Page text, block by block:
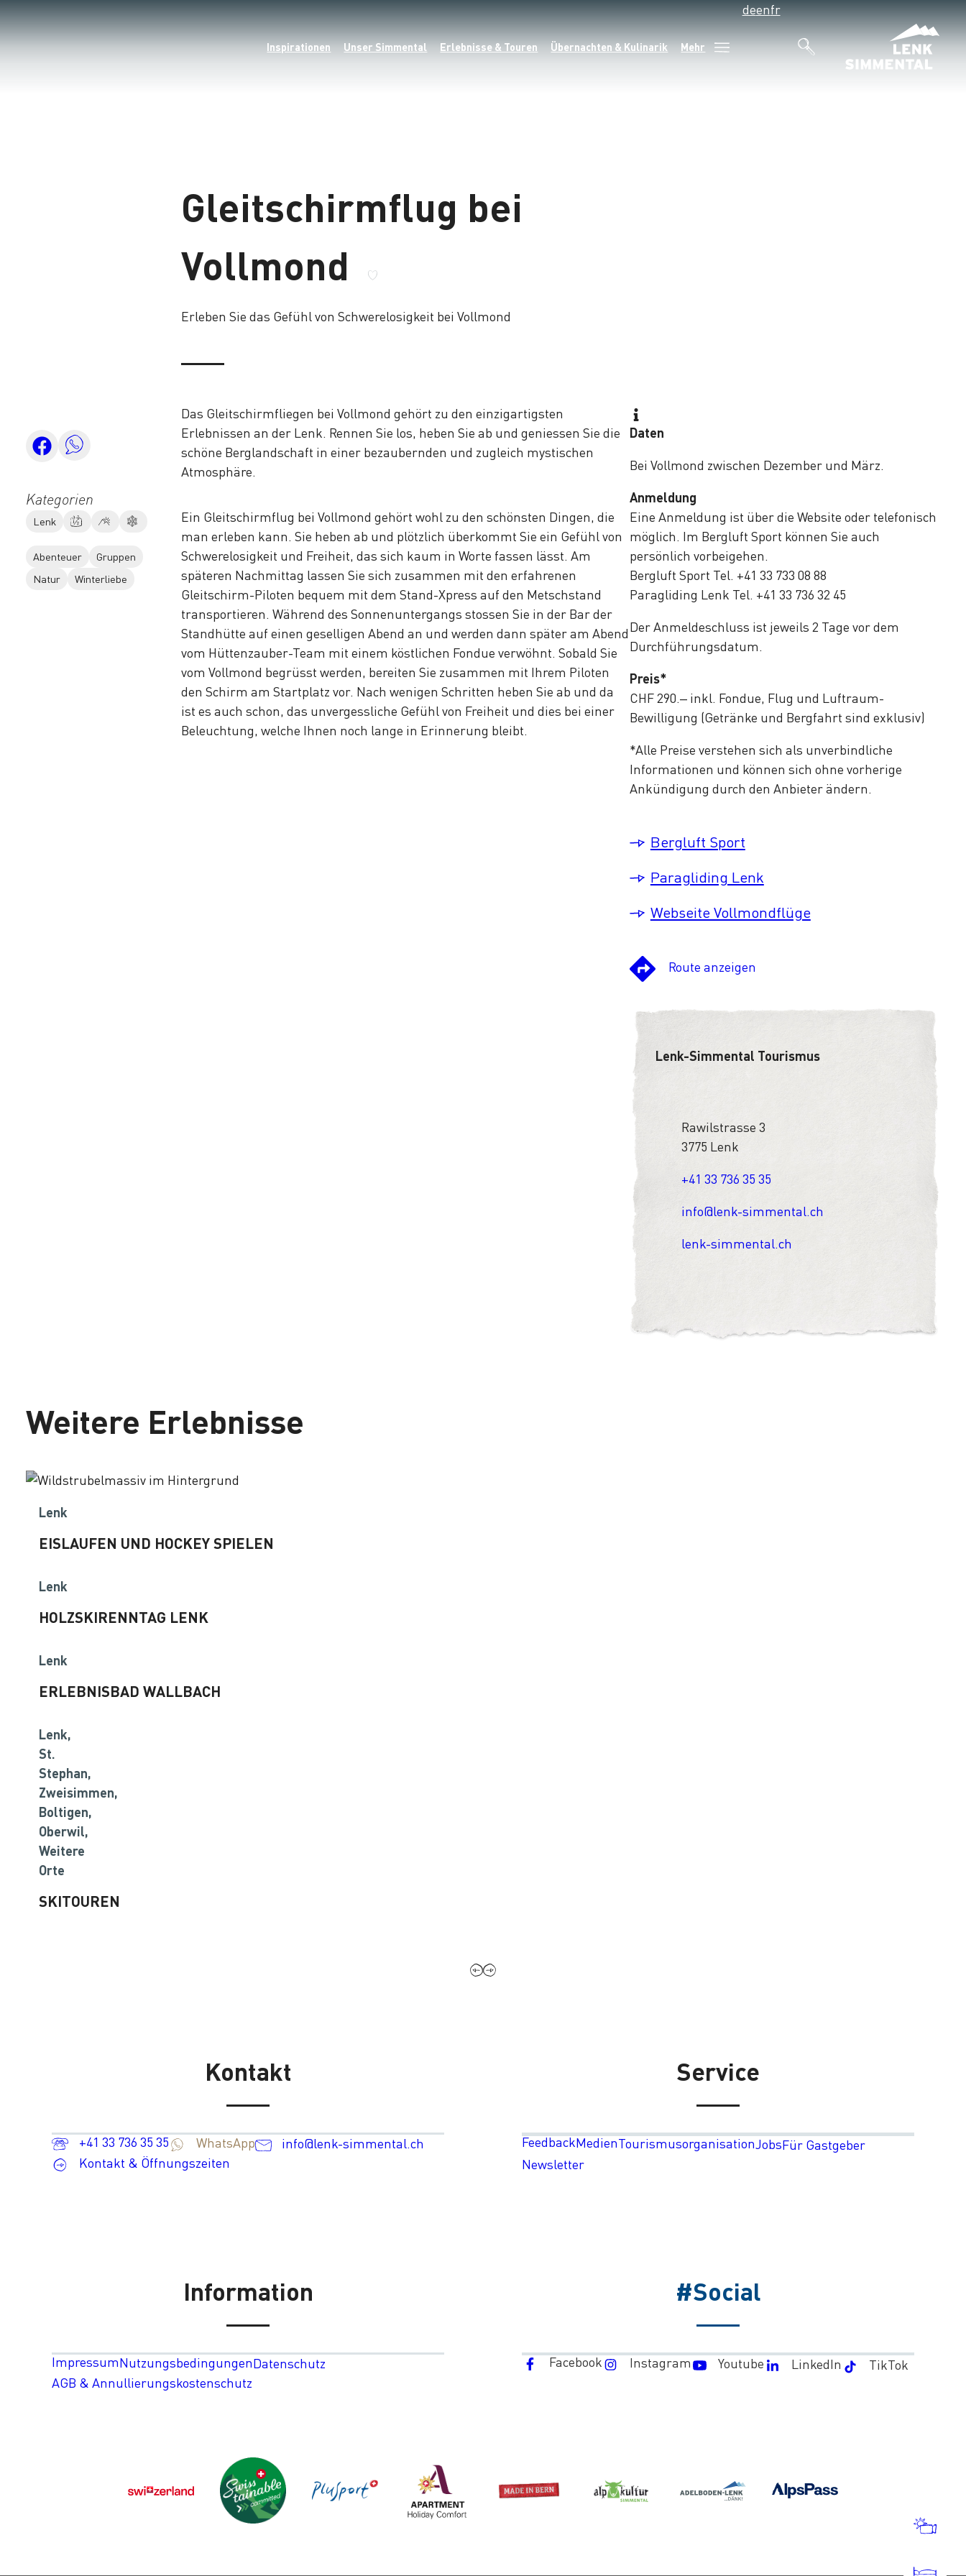
Inspirationen Unser Simmental Erlebnisse & Touren Übernachten & Kulinarik Mehr
deenfr
Gleitschirmflug bei
Vollmond
Erleben Sie das Gefühl von Schwerelosigkeit bei Vollmond
Kategorien
Lenk
Abenteuer
Gruppen
Natur
Winterliebe
Das Gleitschirmfliegen bei Vollmond gehört zu den einzigartigsten
Erlebnissen an der Lenk. Rennen Sie los, heben Sie ab und geniessen Sie die
schöne Berglandschaft in einer bezaubernden und zugleich mystischen
Atmosphäre.
Ein Gleitschirmflug bei Vollmond gehört wohl zu den schönsten Dingen, die
man erleben kann. Sie heben ab und plötzlich überkommt Sie ein Gefühl von
Schwerelosigkeit und Freiheit, das sich kaum in Worte fassen lässt. Am
späteren Nachmittag lassen Sie sich zusammen mit den erfahrenen
Gleitschirm-Piloten bequem mit dem Stand-Xpress auf den Metschstand
transportieren. Während des Sonnenuntergangs stossen Sie in der Bar der
Standhütte auf einen geselligen Abend an und werden dann später am Abend
vom Hüttenzauber-Team mit einem köstlichen Fondue verwöhnt. Sobald Sie
vom Vollmond begrüsst werden, bereiten Sie zusammen mit Ihrem Piloten
den Schirm am Startplatz vor. Nach wenigen Schritten heben Sie ab und da
ist es auch schon, das unvergessliche Gefühl von Freiheit und dies bei einer
Beleuchtung, welche Ihnen noch lange in Erinnerung bleibt.
Daten
Bei Vollmond zwischen Dezember und März.
Anmeldung
Eine Anmeldung ist über die Website oder telefonisch
möglich. Im Bergluft Sport können Sie auch
persönlich vorbeigehen.
Bergluft Sport Tel. +41 33 733 08 88
Paragliding Lenk Tel. +41 33 736 32 45
Der Anmeldeschluss ist jeweils 2 Tage vor dem
Durchführungsdatum.
Preis*
CHF 290.– inkl. Fondue, Flug und Luftraum-
Bewilligung (Getränke und Bergfahrt sind exklusiv)
*Alle Preise verstehen sich als unverbindliche
Informationen und können sich ohne vorherige
Ankündigung durch den Anbieter ändern.
Bergluft Sport
Paragliding Lenk
Webseite Vollmondflüge
Route anzeigen
Lenk-Simmental Tourismus
Rawilstrasse 3
3775 Lenk
+41 33 736 35 35
info@lenk-simmental.ch
lenk-simmental.ch
Weitere Erlebnisse
Lenk
EISLAUFEN UND HOCKEY SPIELEN
Lenk
HOLZSKIRENNTAG LENK
Lenk
ERLEBNISBAD WALLBACH
Lenk,
St.
Stephan,
Zweisimmen,
Boltigen,
Oberwil,
Weitere
Orte
SKITOUREN
Kontakt
+41 33 736 35 35 WhatsApp
info@lenk-simmental.ch
Kontakt & Öffnungszeiten
Service
FeedbackMedienTourismusorganisationJobsFür Gastgeber
Newsletter
Information
ImpressumNutzungsbedingungenDatenschutz
AGB & Annullierungskostenschutz
#Social
Facebook Instagram Youtube LinkedIn TikTok